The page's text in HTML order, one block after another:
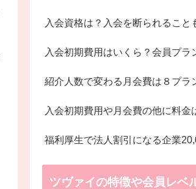
入会資格は？入会を断られること
入会初期費用はいくら？会員プラ
紹介人数で変わる月会費は８プラ
入会初期費用や月会費の他に料金
福利厚生で法人割引になる企業
ツヴァイの特徴や会員レベ